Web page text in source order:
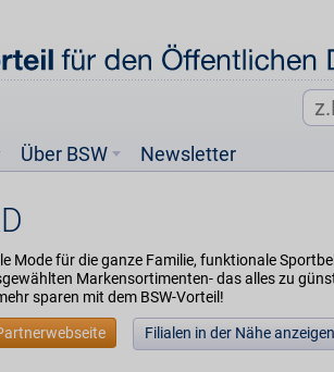
Über BSW Newsletter
Mode für die ganze Familie, funktionale
Markensortimenten- das alles zu
sparen mit dem BSW-Vorteil!
Filialen in der Nähe anzeigen